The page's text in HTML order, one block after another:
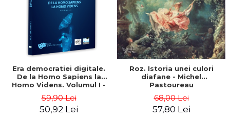
ADMINISTRATIVE
ȘTIINȚE ECONOMICE
ȘTIINȚE EXACTE
EDUCAȚIE FIZICĂ ȘI SPORT
PREUNIVERSITARIA
TIMP LIBER
ÎN CURS DE APARIȚIE
NOUTĂȚI
PACHETE DE STUDIU
Cum Cumpăr
Livrare
Politica de Retur
Formular de Retur
Distribuitori
Era democratiei digitale.
De la Homo Sapiens la
Homo Videns. Volumul I -
59,90 Lei
50,92 Lei
Roz. Istoria unei culori
diafane - Michel
Pastoureau
68,00 Lei
57,80 Lei